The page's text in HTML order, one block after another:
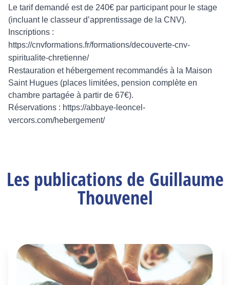
Le tarif demandé est de 240€ par participant pour le stage
(incluant le classeur d’apprentissage de la CNV).
Inscriptions :
https://cnvformations.fr/formations/decouverte-cnv-
spiritualite-chretienne/
Restauration et hébergement recommandés à la Maison
Saint Hugues (places limitées, pension complète en
chambre partagée à partir de 67€).
Réservations : https://abbaye-leoncel-
vercors.com/hebergement/
Les publications de Guillaume
Thouvenel